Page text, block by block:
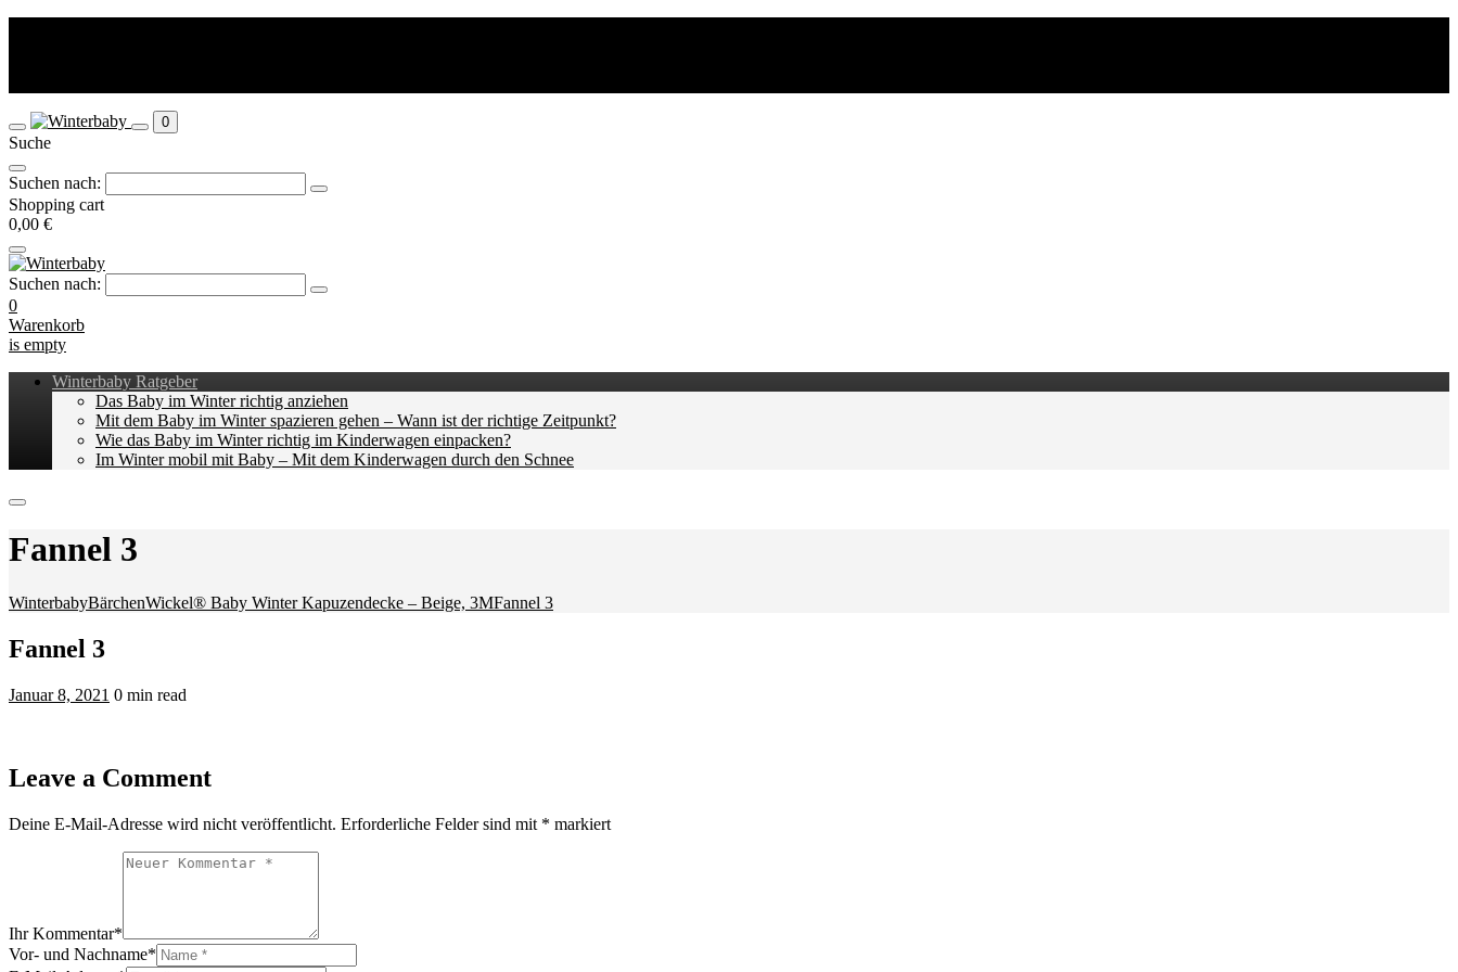
0
Suche
Suchen nach:
Shopping cart
0,00 €
Suchen nach:
0
Warenkorb
is empty
Winterbaby Ratgeber
Das Baby im Winter richtig anziehen
Mit dem Baby im Winter spazieren gehen – Wann ist der richtige Zeitpunkt?
Wie das Baby im Winter richtig im Kinderwagen einpacken?
Im Winter mobil mit Baby – Mit dem Kinderwagen durch den Schnee
Fannel 3
WinterbabyBärchenWickel® Baby Winter Kapuzendecke – Beige, 3MFannel 3
Fannel 3
Januar 8, 2021 0 min read
Leave a Comment
Deine E-Mail-Adresse wird nicht veröffentlicht. Erforderliche Felder sind mit * markiert
Ihr Kommentar*
Vor- und Nachname*